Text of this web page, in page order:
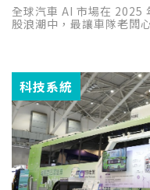
全球汽車 AI 市場在 2025
股浪潮中，最讓車隊老闆
說，現在比的不是誰跑
科技系統